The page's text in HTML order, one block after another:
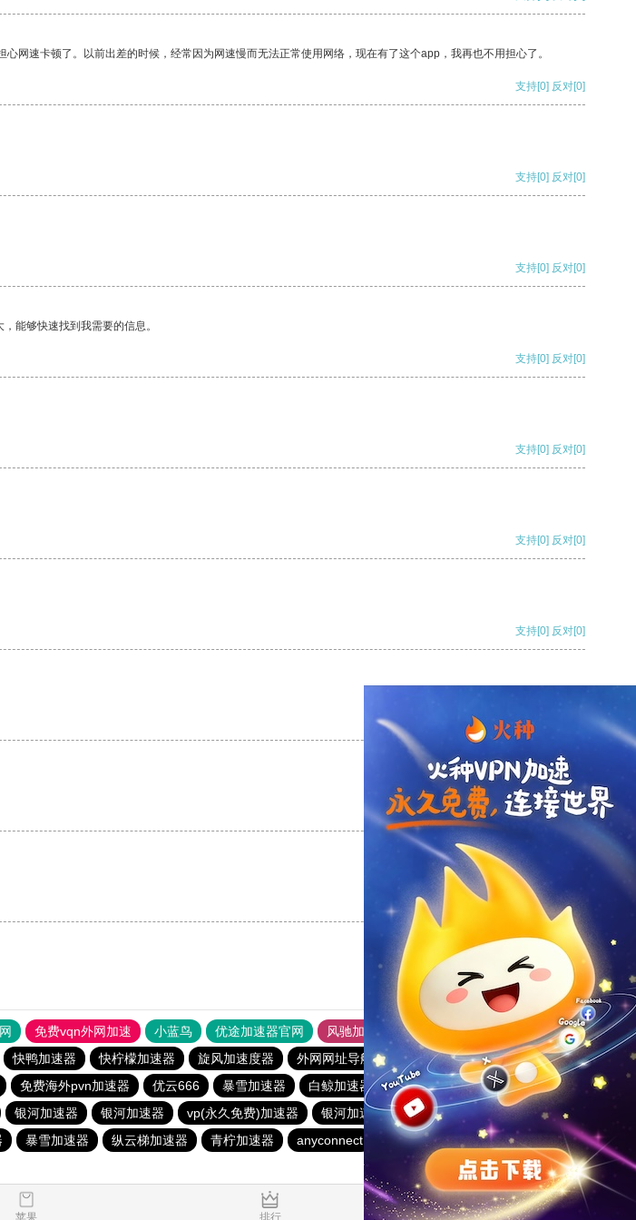
网速卡顿了。以前出差的时候，经常因为网速慢而无法正常使用网络，现在有了这个app，我再也不用担心了。
支持[0] 反对[0]
支持[0] 反对[0]
支持[0] 反对[0]
能够快速找到我需要的信息。
支持[0] 反对[0]
支持[0] 反对[0]
支持[0] 反对[0]
支持[0] 反对[0]
支持
支持[0] 反对[0]
支持[0] 反对[0]
免费vqn外网加速 小蓝鸟 优途加速器官网 风驰加速器
旋风加速器
快鸭加速器 快柠檬加速器 旋风加速度器 外网网址导航 软件中心
银河加速器
免费海外pvn加速器 优云666 暴雪加速器 白鲸加速器 银河加速器 1元机场
银河加速器
银河加速器 银河加速器 vp(永久免费)加速器 银河加速器 暴雪加速器
蜜蜂加速器
暴雪加速器 纵云梯加速器 青柠加速器 anyconnect 银河加速器
anyconnect
苹果 排行 推荐